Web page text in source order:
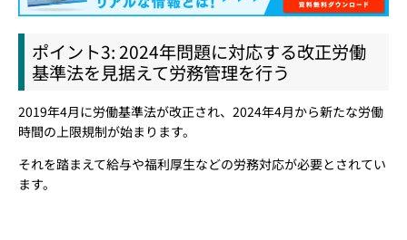
ポイント3: 2024年問題に対応する改正労働
基準法を見据えて労務管理を行う
2019年4月に労働基準法が改正され、2024年4月から新たな労働
時間の上限規制が始まります。
それを踏まえて給与や福利厚生などの労務対応が必要とされてい
ます。